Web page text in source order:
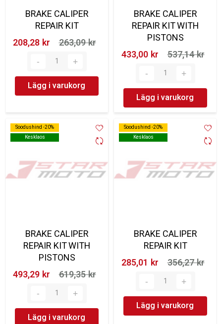
BRAKE CALIPER
REPAIR KIT
208,28 kr‎
263,09 kr‎
Lägg i varukorg
BRAKE CALIPER
REPAIR KIT WITH
PISTONS
433,00 kr‎
537,14 kr‎
Lägg i varukorg
Soodushind -20%
Kesklaos
Soodushind -20%
Kesklaos
BRAKE CALIPER
REPAIR KIT WITH
PISTONS
493,29 kr‎
619,35 kr‎
Lägg i varukorg
Soodushind -20%
Kesklaos
Soodushind -20%
Kesklaos
BRAKE CALIPER
REPAIR KIT
285,01 kr‎
356,27 kr‎
Lägg i varukorg